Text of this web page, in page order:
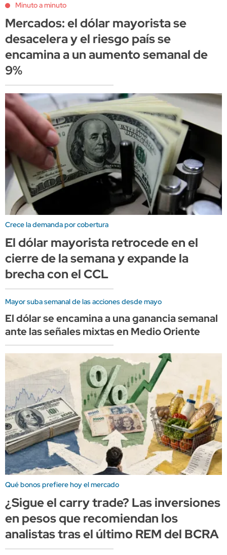
Minuto a minuto
Mercados: el dólar mayorista se
desacelera y el riesgo país se
encamina a un aumento semanal de
9%
Crece la demanda por cobertura
El dólar mayorista retrocede en el
cierre de la semana y expande la
brecha con el CCL
Mayor suba semanal de las acciones desde mayo
El dólar se encamina a una ganancia semanal
ante las señales mixtas en Medio Oriente
Qué bonos prefiere hoy el mercado
¿Sigue el carry trade? Las inversiones
en pesos que recomiendan los
analistas tras el último REM del BCRA